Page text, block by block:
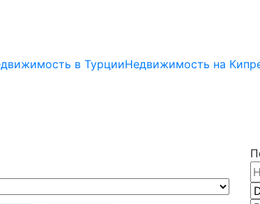
в ТурцииНедвижимость на